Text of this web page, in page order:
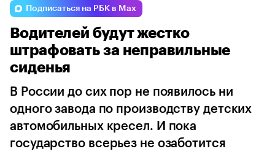
Esteo Haval Omoda
Подписаться на РБК в Max
Водителей будут жестко
штрафовать за неправильные
сиденья
В России до сих пор не появилось ни
одного завода по производству детских
автомобильных кресел. И пока
государство всерьез не озаботится